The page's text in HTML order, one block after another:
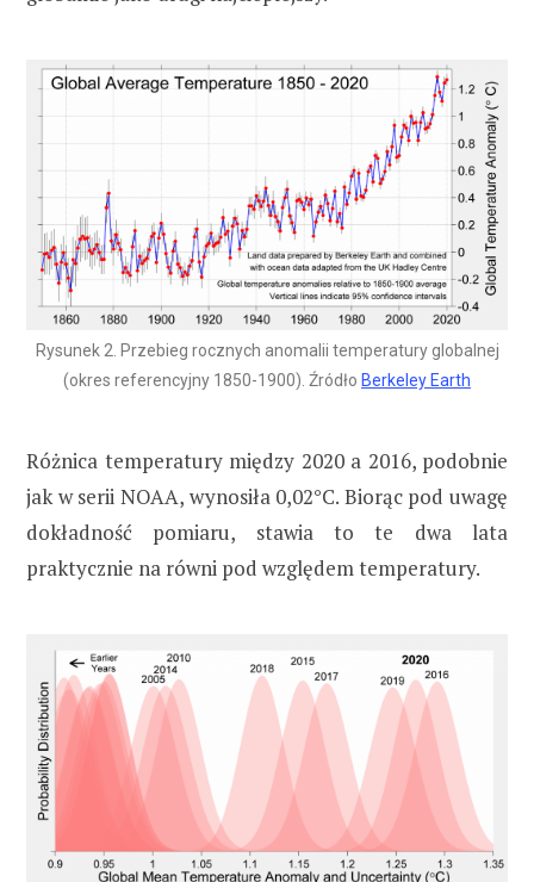
Rysunek 2. Przebieg rocznych anomalii temperatury globalnej
(okres referencyjny 1850-1900). Źródło Berkeley Earth
Różnica temperatury między 2020 a 2016, podobnie
jak w serii NOAA, wynosiła 0,02°C. Biorąc pod uwagę
dokładność pomiaru, stawia to te dwa lata
praktycznie na równi pod względem temperatury.